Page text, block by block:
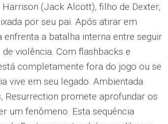
(Jack Alcott), filho de Dexter,
por seu pai. Após atirar em
a batalha interna entre seguir
violência. Com flashbacks e
completamente fora do jogo ou se
vive em seu legado. Ambientada
Resurrection promete aprofundar os
um fenômeno. Esta sequência